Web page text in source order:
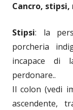
Cancro, stipsi,
Stipsi: la
porcheria
incapace di
perdonare..
Il colon (vedi
ascendente,